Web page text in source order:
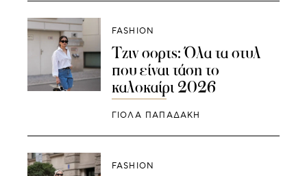
FASHION
Τζιν σορτς: Όλα τα στυλ
που είναι τάση το
καλοκαίρι 2026
ΓΙΌΛΑ ΠΑΠΑΔΆΚΗ
FASHION